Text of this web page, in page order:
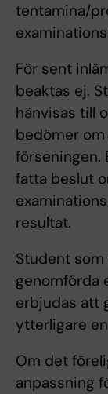
tentamina/
För sent
beaktas ej.
hänvisas till
bedömer
förseningen.
fatta beslut
resultat.
Student
genomförda
erbjudas att
ytterligare
Om det
anpassning